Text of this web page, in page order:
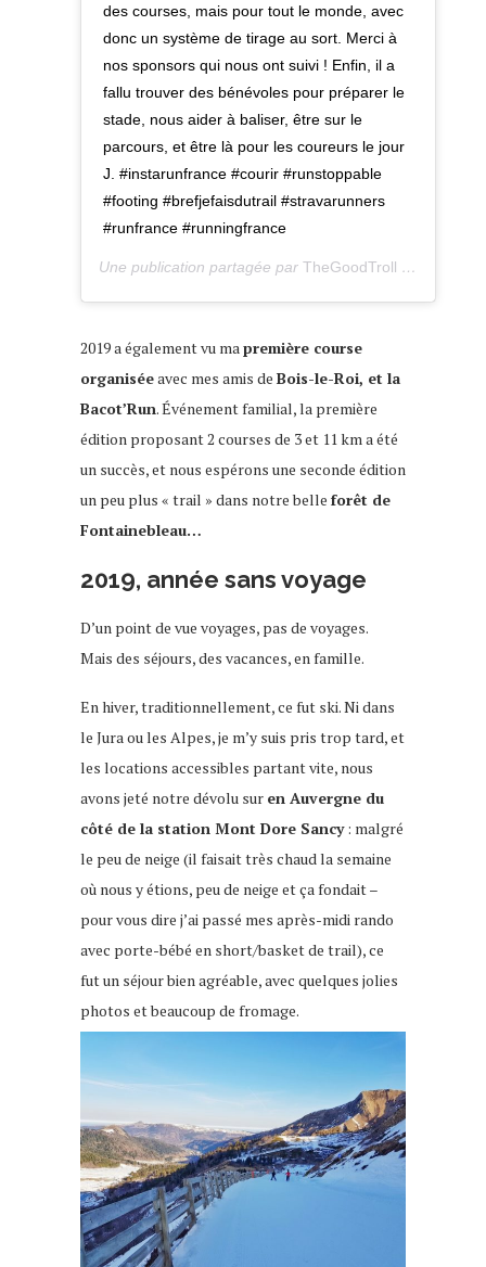
des courses, mais pour tout le monde, avec
donc un système de tirage au sort. Merci à
nos sponsors qui nous ont suivi ! Enfin, il a
fallu trouver des bénévoles pour préparer le
stade, nous aider à baliser, être sur le
parcours, et être là pour les coureurs le jour
J. #instarunfrance #courir #runstoppable
#footing #brefjefaisdutrail #stravarunners
#runfrance #runningfrance
Une publication partagée par TheGoodTroll
2019 a également vu mapremière course
organiséeavec mes amis de Bois-le-Roi, et la
Bacot’Run. Événement familial, la première
édition proposant 2 courses de 3 et 11 km a été
un succès, et nous espérons une seconde édition
un peu plus « trail » dans notre belle forêt de
Fontainebleau…
2019, année sans voyage
D’un point de vue voyages, pas de voyages.
Mais des séjours, des vacances, en famille.
En hiver, traditionnellement, ce fut ski. Ni dans
le Jura ou les Alpes, je m’y suis pris trop tard, et
les locations accessibles partant vite, nous
avons jeté notre dévolu sur en Auvergne du
côté de la station Mont Dore Sancy: malgré
le peu de neige (il faisait très chaud la semaine
où nous y étions, peu de neige et ça fondait –
pour vous dire j’ai passé mes après-midi rando
avec porte-bébé en short/basket de trail), ce
fut un séjour bien agréable, avec quelques jolies
photos et beaucoup de fromage.